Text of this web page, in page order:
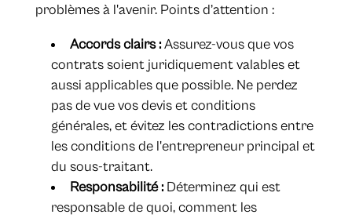
problèmes à l'avenir. Points d’attention :
Accords clairs :Assurez-vous que vos
contrats soient juridiquement valables et
aussi applicables que possible. Ne perdez
pas de vue vos devis et conditions
générales, et évitez les contradictions entre
les conditions de l'entrepreneur principal et
du sous-traitant.
Responsabilité :Déterminez qui est
responsable de quoi, comment les